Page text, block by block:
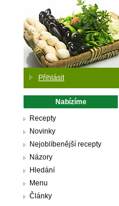
Přihlásit
Nabízíme
Recepty
Novinky
Nejoblíbenější recepty
Názory
Hledání
Menu
Články